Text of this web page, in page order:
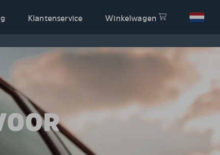
Klantenservice Winkelwagen